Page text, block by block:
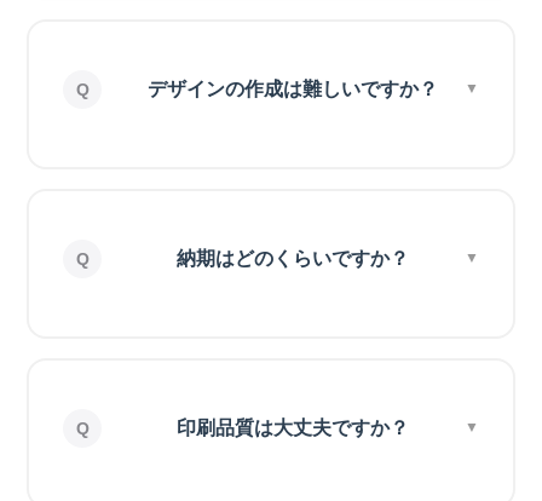
デザインの作成は難しいですか？
納期はどのくらいですか？
印刷品質は大丈夫ですか？